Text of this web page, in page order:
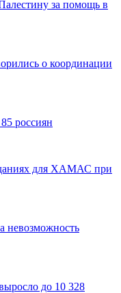
за помощь в
о координации
россиян
для ХАМАС при
до 10 328